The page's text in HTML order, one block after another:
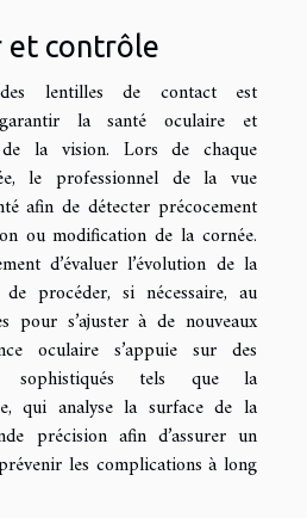
et contrôle
lentilles de contact est
la santé oculaire et
la vision. Lors de chaque
le professionnel de la vue
afin de détecter précocement
ou modification de la cornée.
d’évaluer l’évolution de la
procéder, si nécessaire, au
pour s’ajuster à de nouveaux
oculaire s’appuie sur des
sophistiqués tels que la
qui analyse la surface de la
précision afin d’assurer un
les complications à long